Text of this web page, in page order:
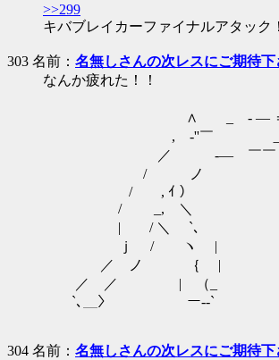
>>299
キバブレイカーファイナルアタッ
303 名前： 名無しさんの次レスにご期待下
なんか疲れた！！
＿ ＿ .'
∧ _ - ― ＝￣
, -''￣ ＿＿――＝',
／ -― ￣￣ ￣
/ ノ |
/ , ｲ ） ,
/ _, ＼
| / ＼ `､
ｊ / ヽ |
／ ノ ｛ |
／ ／ | （_ !､
`､＿〉 ー
304 名前： 名無しさんの次レスにご期待下